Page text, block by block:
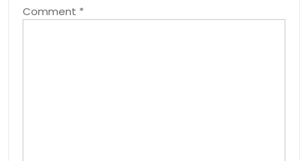
Comment *